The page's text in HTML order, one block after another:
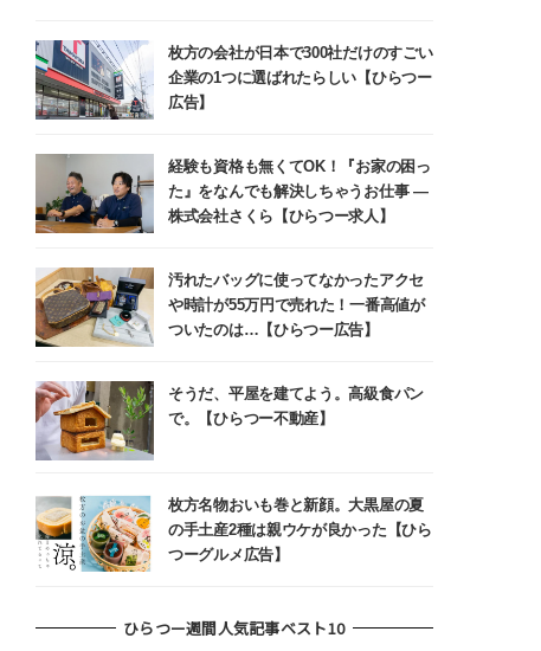
枚方の会社が日本で300社だけのすごい
企業の1つに選ばれたらしい【ひらつー
広告】
経験も資格も無くてOK！『お家の困っ
た』をなんでも解決しちゃうお仕事 ―
株式会社さくら【ひらつー求人】
汚れたバッグに使ってなかったアクセ
や時計が55万円で売れた！一番高値が
ついたのは…【ひらつー広告】
そうだ、平屋を建てよう。高級食パン
で。【ひらつー不動産】
枚方名物おいも巻と新顔。大黒屋の夏
の手土産2種は親ウケが良かった【ひら
つーグルメ広告】
ひらつー週間人気記事ベスト10